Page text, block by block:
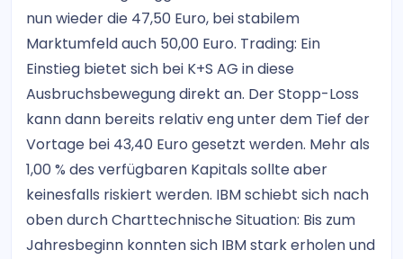
nun wieder die 47,50 Euro, bei stabilem
Marktumfeld auch 50,00 Euro. Trading: Ein
Einstieg bietet sich bei K+S AG in diese
Ausbruchsbewegung direkt an. Der Stopp-Loss
kann dann bereits relativ eng unter dem Tief der
Vortage bei 43,40 Euro gesetzt werden. Mehr als
1,00 % des verfügbaren Kapitals sollte aber
keinesfalls riskiert werden. IBM schiebt sich nach
oben durch Charttechnische Situation: Bis zum
Jahresbeginn konnten sich IBM stark erholen und